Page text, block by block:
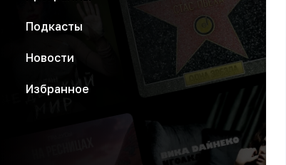
Подкасты
Новости
Избранное